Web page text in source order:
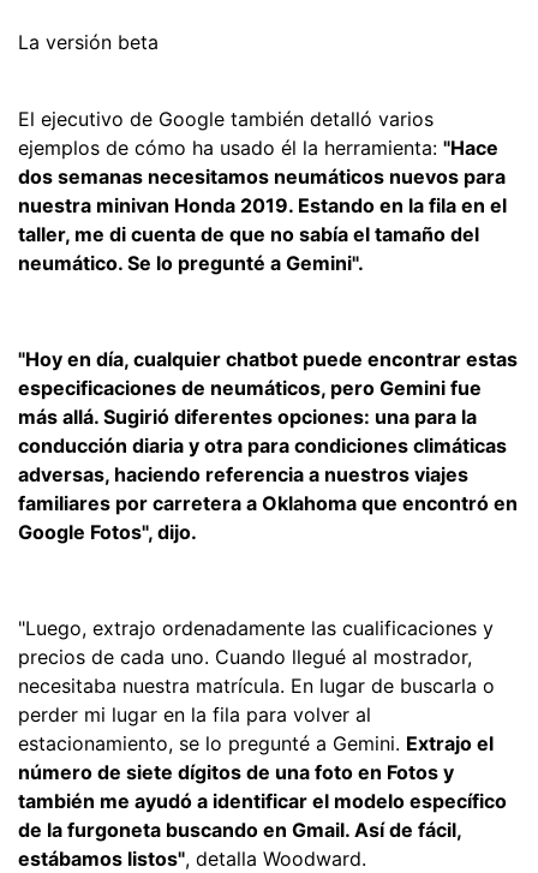
La versión beta
El ejecutivo de Google también detalló varios
ejemplos de cómo ha usado él la herramienta: "Hace
dos semanas necesitamos neumáticos nuevos para
nuestra minivan Honda 2019. Estando en la fila en el
taller, me di cuenta de que no sabía el tamaño del
neumático. Se lo pregunté a Gemini".
"Hoy en día, cualquier chatbot puede encontrar estas
especificaciones de neumáticos, pero Gemini fue
más allá. Sugirió diferentes opciones: una para la
conducción diaria y otra para condiciones climáticas
adversas, haciendo referencia a nuestros viajes
familiares por carretera a Oklahoma que encontró en
Google Fotos", dijo.
"Luego, extrajo ordenadamente las cualificaciones y
precios de cada uno. Cuando llegué al mostrador,
necesitaba nuestra matrícula. En lugar de buscarla o
perder mi lugar en la fila para volver al
estacionamiento, se lo pregunté a Gemini. Extrajo el
número de siete dígitos de una foto en Fotos y
también me ayudó a identificar el modelo específico
de la furgoneta buscando en Gmail. Así de fácil,
estábamos listos", detalla Woodward.